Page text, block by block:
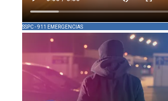
SSPC - 911 EMERGENCIAS